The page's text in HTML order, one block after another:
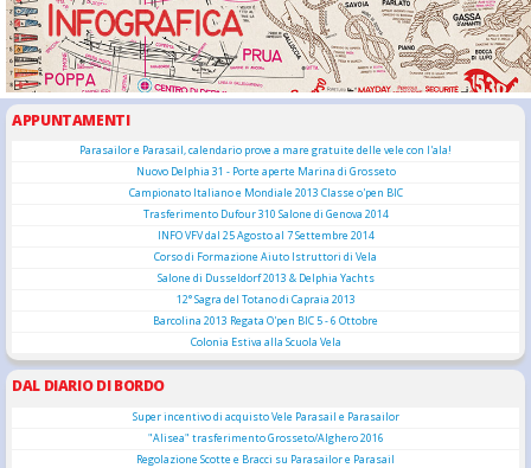
APPUNTAMENTI
Parasailor e Parasail, calendario prove a mare gratuite delle vele con l'ala!
Nuovo Delphia 31 - Porte aperte Marina di Grosseto
Campionato Italiano e Mondiale 2013 Classe o'pen BIC
Trasferimento Dufour 310 Salone di Genova 2014
INFO VFV dal 25 Agosto al 7 Settembre 2014
Corso di Formazione Aiuto Istruttori di Vela
Salone di Dusseldorf 2013 & Delphia Yachts
12° Sagra del Totano di Capraia 2013
Barcolina 2013 Regata O'pen BIC 5 - 6 Ottobre
Colonia Estiva alla Scuola Vela
DAL DIARIO DI BORDO
Super incentivo di acquisto Vele Parasail e Parasailor
"Alisea" trasferimento Grosseto/Alghero 2016
Regolazione Scotte e Bracci su Parasailor e Parasail